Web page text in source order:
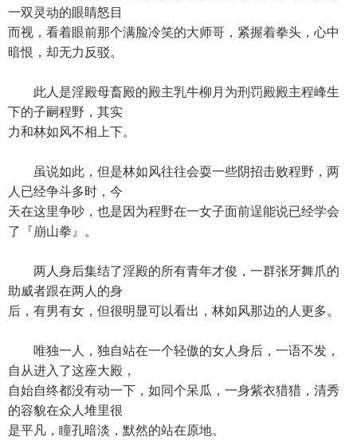
一双灵动的眼睛怒目
而视，看着眼前那个满脸冷笑的大师哥，紧握着拳头，心中
暗恨，却无力反驳。
此人是淫殿母畜殿的殿主乳牛柳月为刑罚殿殿主程峰生
下的子嗣程野，其实
力和林如风不相上下。
虽说如此，但是林如风往往会耍一些阴招击败程野，两
人已经争斗多时，今
天在这里争吵，也是因为程野在一女子面前逞能说已经学会
了『崩山拳』。
两人身后集结了淫殿的所有青年才俊，一群张牙舞爪的
助威者跟在两人的身
后，有男有女，但很明显可以看出，林如风那边的人更多。
唯独一人，独自站在一个轻傲的女人身后，一语不发，
自从进入了这座大殿，
自始自终都没有动一下，如同个呆瓜，一身紫衣猎猎，清秀
的容貌在众人堆里很
是平凡，瞳孔暗淡，默然的站在原地。